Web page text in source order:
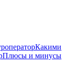
Какими
Плюсы и минусы